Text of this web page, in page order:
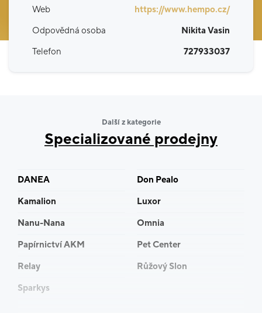
Web
https://www.hempo.cz/
Odpovědná osoba
Nikita Vasin
Telefon
727933037
Další z kategorie
Specializované prodejny
DANEA
Don Pealo
Kamalion
Luxor
Nanu-Nana
Omnia
Papírnictví AKM
Pet Center
Relay
Růžový Slon
Sparkys